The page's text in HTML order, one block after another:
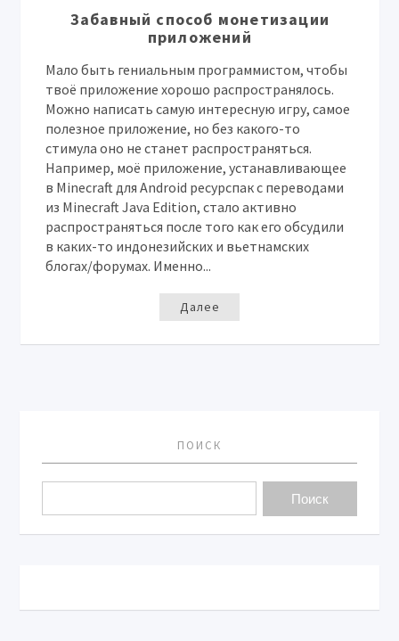
Забавный способ монетизации
приложений
Мало быть гениальным программистом, чтобы
твоё приложение хорошо распространялось.
Можно написать самую интересную игру, самое
полезное приложение, но без какого-то
стимула оно не станет распространяться.
Например, моё приложение, устанавливающее
в Minecraft для Android ресурспак с переводами
из Minecraft Java Edition, стало активно
распространяться после того как его обсудили
в каких-то индонезийских и вьетнамских
блогах/форумах. Именно...
Далее
ПОИСК